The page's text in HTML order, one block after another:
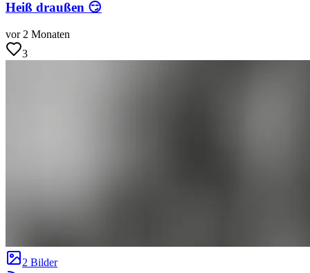
Heiß draußen 😏
vor 2 Monaten
3
2 Bilder